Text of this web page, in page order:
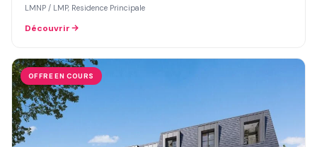
LMNP / LMP, Residence Principale
Découvrir
OFFRE EN COURS